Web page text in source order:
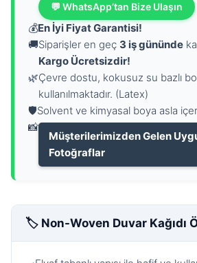
💬 WhatsApp’tan Bize Ulaşın
💰En İyi Fiyat Garantisi!
🚚Siparişler en geç 3 iş gününde
Kargo Ücretsizdir!
🌿Çevre dostu, kokusuz su bazlı
kullanılmaktadır. (Latex)
🛡️Solvent ve kimyasal boya asla
📸
Müşterilerimizden Gelen
Fotoğraflar
🏷️ Non-Woven Duvar Kağıdı